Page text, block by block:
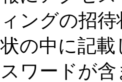
ィングの招
状の中に記
スワードが